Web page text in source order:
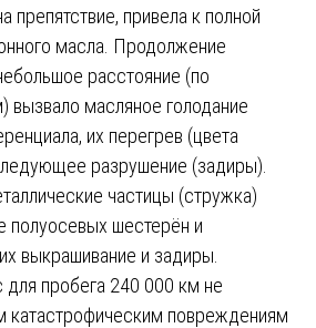
препятствие, привела к полной
масла. Продолжение
расстояние (по
вызвало масляное голодание
их перегрев (цвета
разрушение (задиры).
частицы (стружка)
полуосевых шестерён и
выкрашивание и задиры.
для пробега 240 000 км не
катастрофическим повреждениям